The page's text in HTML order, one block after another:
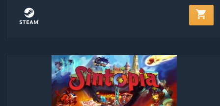
shopping_cart